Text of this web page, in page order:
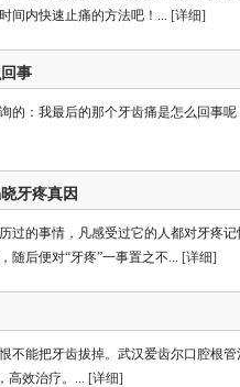
间内快速止痛的方法吧！... [详细]
事
的：我最后的那个牙齿痛是怎么回事
牙疼真因
过的事情，凡感受过它的人都对牙疼
随后便对“牙疼”一事置之不... [详细]
不能把牙齿拔掉。武汉爱齿尔口腔根
高效治疗。... [详细]